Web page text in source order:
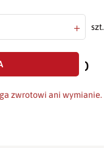
+ szt.
do
zwrotowi ani wymianie.